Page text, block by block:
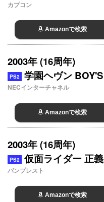
カプコン
Amazonで検索
2003年 (16周年)
PS2 学園ヘヴン
NECインターチャネル
Amazonで検索
2003年 (16周年)
PS2 仮面ライダー 正
バンプレスト
Amazonで検索